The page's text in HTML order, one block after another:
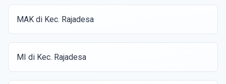
MAK di Kec. Rajadesa
MI di Kec. Rajadesa